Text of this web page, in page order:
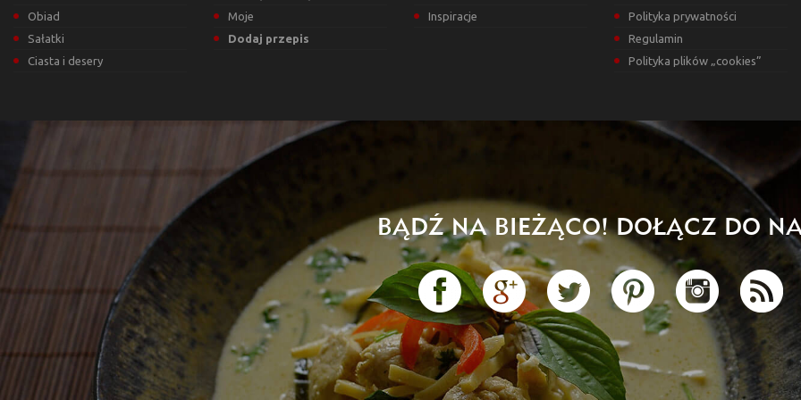
Obiad
Sałatki
Ciasta i desery
Moje
Dodaj przepis
Inspiracje
Polityka prywatności
Regulamin
Polityka plików „cookies”
BĄDŹ NA BIEŻĄCO! DOŁĄCZ DO